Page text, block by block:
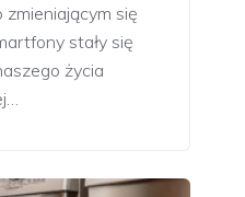
się
stały się
życia